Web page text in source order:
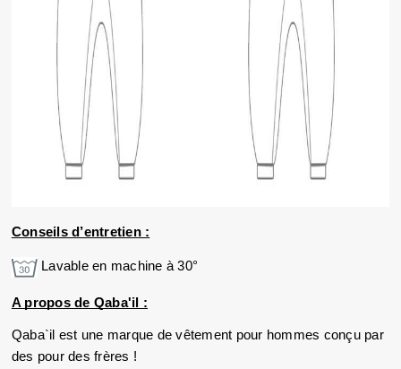
Conseils d’entretien :
Lavable en machine à 30°
A propos de Qaba'il :
Qaba`il est une marque de vêtement pour hommes conçu par
des pour des frères !